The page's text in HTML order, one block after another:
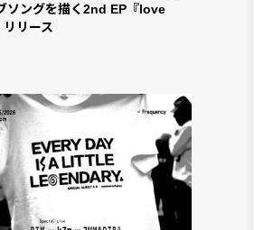
ソングを描く2nd EP『love
リース